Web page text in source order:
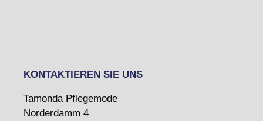
KONTAKTIEREN SIE UNS
Tamonda Pflegemode
Norderdamm 4